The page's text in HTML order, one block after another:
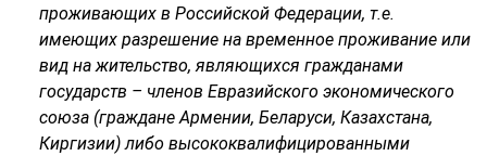
проживающих в Российской Федерации, т.е.
имеющих разрешение на временное проживание или
вид на жительство, являющихся гражданами
государств – членов Евразийского экономического
союза (граждане Армении, Беларуси, Казахстана,
Киргизии) либо высококвалифицированными